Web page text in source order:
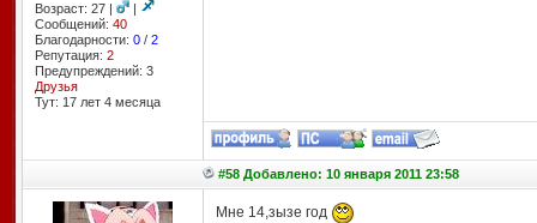
Возраст: 27 |
|
Сообщений: 40
Благодарности: 0/ 2
Репутация: 2
Предупреждений: 3
Друзья
Тут: 17 лет 4 месяцa
#58 Добавлено: 10 января 2011 23:58
Мне 14,зызе год